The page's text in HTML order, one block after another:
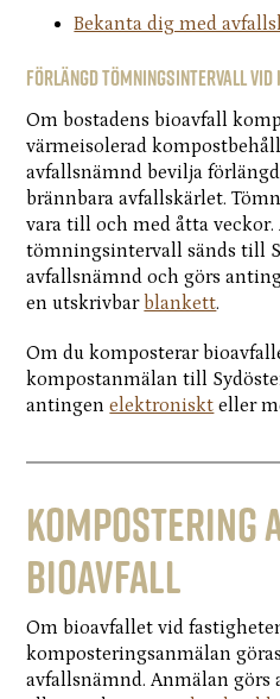
Bekanta dig med
Förlängd tömningsintervall vid
Om bostadens bioavfall
värmeisolerad
avfallsnämnd bevilja
brännbara avfallskärlet.
vara till och med åtta
tömningsintervall sänds till
avfallsnämnd och görs
en utskrivbar blankett.
Om du komposterar
kompostanmälan till
antingenelektroniskt eller
Kompostering
bioavfall
Om bioavfallet vid
komposteringsanmälan
avfallsnämnd. Anmälan